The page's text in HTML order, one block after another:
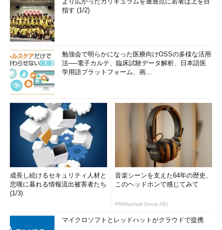
指す (1/2)
勉強会で明らかになった医療向けOSSの多様な活用
法──電子カルテ、臨床試験データ解析、日本語医
学用語プラットフォーム、画...
成長し続けるセキュリティ人材と
悲嘆に暮れる情報流出被害者たち
(1/3)
音楽シーンを支えた64年の歴史、
このヘッドホンで感じてみて
PR(Marshall Group AB)
マイクロソフトとレッドハットがクラウドで提携